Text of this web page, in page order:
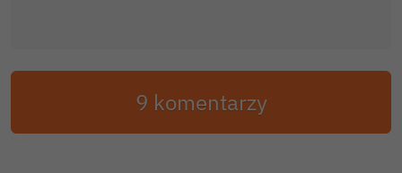
9 komentarzy